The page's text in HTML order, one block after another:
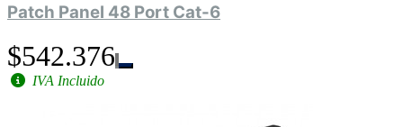
Patch Panel 48 Port Cat-6
$542.376
IVA Incluido